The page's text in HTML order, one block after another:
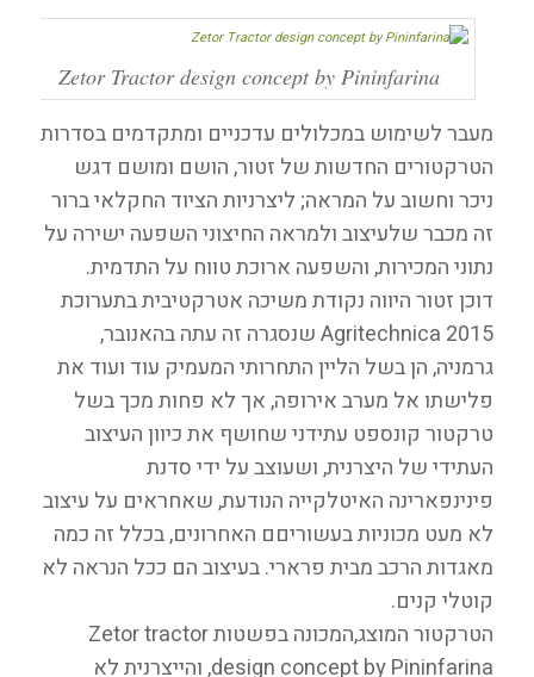
Zetor Tractor design concept by Pininfarina
מעבר לשימוש במכלולים עדכניים ומתקדמים בסדרות
הטרקטורים החדשות של זטור, הושם ומושם דגש
ניכר וחשוב על המראה; ליצרניות הציוד החקלאי ברור
זה מכבר שלעיצוב ולמראה החיצוני השפעה ישירה על
נתוני המכירות, והשפעה ארוכת טווח על התדמית.
דוכן זטור היווה נקודת משיכה אטרקטיבית בתערוכת
Agritechnica 2015 שנסגרה זה עתה בהאנובר,
גרמניה, הן בשל הליין התחרותי המעמיק עוד ועוד את
פלישתו אל מערב אירופה, אך לא פחות מכך בשל
טרקטור קונספט עתידני שחושף את כיוון העיצוב
העתידי של היצרנית, ושעוצב על ידי סדנת
פינינפארינה האיטלקייה הנודעת, שאחראים על עיצוב
לא מעט מכוניות בעשוריםם האחרונים, בכלל זה כמה
מאגדות הרכב מבית פרארי. בעיצוב הם ככל הנראה לא
קוטלי קנים.
הטרקטור המוצג,המכונה בפשטות Zetor tractor
design concept by Pininfarina, והייצרנית לא